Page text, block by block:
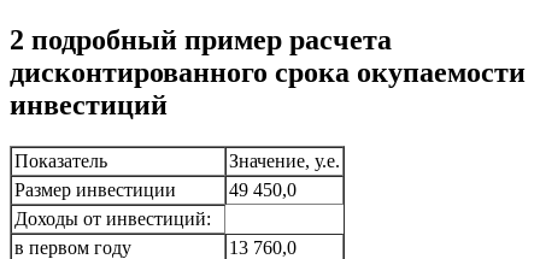
2 подробный пример расчета
дисконтированного срока окупаемости
инвестиций
Показатель
Значение, у.е.
Размер инвестиции
49 450,0
Доходы от инвестиций:
в первом году
13 760,0